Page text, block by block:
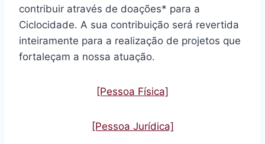
contribuir através de doações* para a
Ciclocidade. A sua contribuição será revertida
inteiramente para a realização de projetos que
fortaleçam a nossa atuação.
[Pessoa Física]
[Pessoa Jurídica]